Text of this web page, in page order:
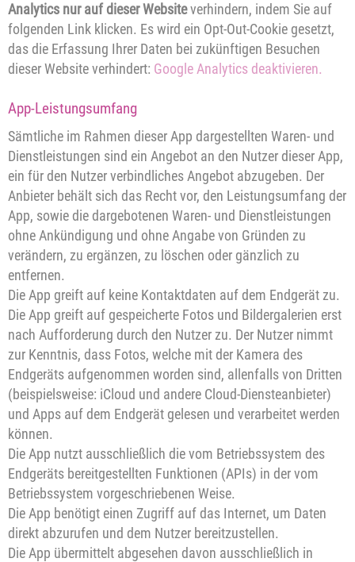
Analytics nur auf dieser Websiteverhindern, indem Sie auf
folgenden Link klicken. Es wird ein Opt-Out-Cookie gesetzt,
das die Erfassung Ihrer Daten bei zukünftigen Besuchen
dieser Website verhindert: Google Analytics deaktivieren.
App-Leistungsumfang
Sämtliche im Rahmen dieser App dargestellten Waren- und
Dienstleistungen sind ein Angebot an den Nutzer dieser App,
ein für den Nutzer verbindliches Angebot abzugeben. Der
Anbieter behält sich das Recht vor, den Leistungsumfang der
App, sowie die dargebotenen Waren- und Dienstleistungen
ohne Ankündigung und ohne Angabe von Gründen zu
verändern, zu ergänzen, zu löschen oder gänzlich zu
entfernen.
Die App greift auf keine Kontaktdaten auf dem Endgerät zu.
Die App greift auf gespeicherte Fotos und Bildergalerien erst
nach Aufforderung durch den Nutzer zu. Der Nutzer nimmt
zur Kenntnis, dass Fotos, welche mit der Kamera des
Endgeräts aufgenommen worden sind, allenfalls von Dritten
(beispielsweise: iCloud und andere Cloud-Diensteanbieter)
und Apps auf dem Endgerät gelesen und verarbeitet werden
können.
Die App nutzt ausschließlich die vom Betriebssystem des
Endgeräts bereitgestellten Funktionen (APIs) in der vom
Betriebssystem vorgeschriebenen Weise.
Die App benötigt einen Zugriff auf das Internet, um Daten
direkt abzurufen und dem Nutzer bereitzustellen.
Die App übermittelt abgesehen davon ausschließlich in